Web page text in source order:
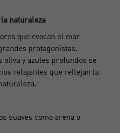
naturaleza
que evocan el mar
protagonistas.
oliva y azules profundos se
relajantes que reflejan la
suaves como arena o